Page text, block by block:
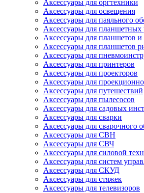
Аксессуары для оргтехники
Аксессуары для освещения
Аксессуары для паяльного
Аксессуары для планшетных
Аксессуары для планшетов
Аксессуары для планшетов
Аксессуары для
Аксессуары для принтеров
Аксессуары для проекторов
Аксессуары для
Аксессуары для путешествий
Аксессуары для пылесосов
Аксессуары для садовых
Аксессуары для сварки
Аксессуары для сварочного
Аксессуары для СВН
Аксессуары для СВЧ
Аксессуары для силовой
Аксессуары для систем
Аксессуары для СКУД
Аксессуары для стяжек
Аксессуары для телевизоров